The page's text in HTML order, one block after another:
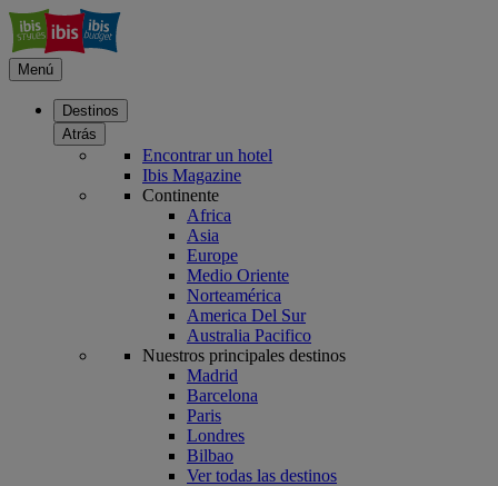
Menú
Destinos
Atrás
Encontrar un hotel
Ibis Magazine
Continente
Africa
Asia
Europe
Medio Oriente
Norteamérica
America Del Sur
Australia Pacifico
Nuestros principales destinos
Madrid
Barcelona
Paris
Londres
Bilbao
Ver todas las destinos